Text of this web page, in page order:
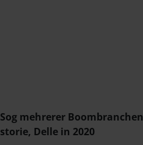
mehrerer Boombranchen
Delle in 2020